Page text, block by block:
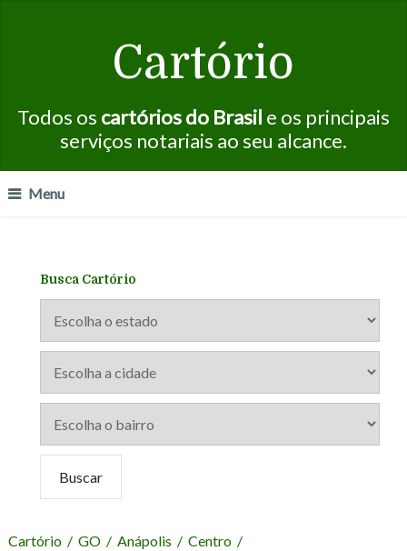
Cartório
Todos os cartórios do Brasil e os principais
serviços notariais ao seu alcance.
Menu
Busca Cartório
Cartório / GO / Anápolis / Centro /